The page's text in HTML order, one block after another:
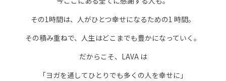
その1時間は、人がひとつ幸せになるための1 時間。
その積み重ねで、人生はどこまでも豊かになっていく。
だからこそ、LAVA は
「ヨガを通してひとりでも多くの人を幸せに」